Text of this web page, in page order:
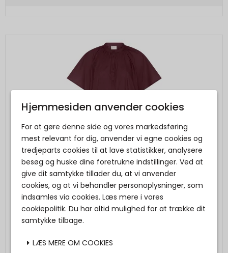
Hjemmesiden anvender cookies
For at gøre denne side og vores markedsføring
mest relevant for dig, anvender vi egne cookies og
tredjeparts cookies til at lave statistikker, analysere
besøg og huske dine foretrukne indstillinger. Ved at
give dit samtykke tillader du, at vi anvender
cookies, og at vi behandler personoplysninger, som
indsamles via cookies. Læs mere i vores
cookiepolitik. Du har altid mulighed for at trække dit
samtykke tilbage.
LÆS MERE OM COOKIES